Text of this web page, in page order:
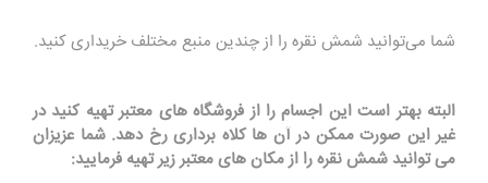
شما می‌توانید شمش نقره را از چندین منبع مختلف خریداری کنید.
البته بهتر است این اجسام را از فروشگاه های معتبر تهیه کنید در
غیر این صورت ممکن در آن ها کلاه برداری رخ دهد. شما عزیزان
می توانید شمش نقره را از مکان های معتبر زیر تهیه فرمایید: